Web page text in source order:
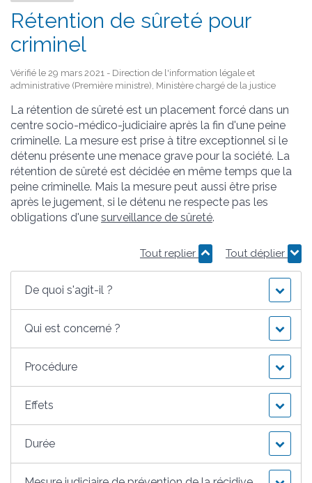
Rétention de sûreté pour
criminel
Vérifié le 29 mars 2021 - Direction de l'information légale et
administrative (Première ministre), Ministère chargé de la justice
La rétention de sûreté est un placement forcé dans un
centre socio-médico-judiciaire après la fin d'une peine
criminelle. La mesure est prise à titre exceptionnel si le
détenu présente une menace grave pour la société. La
rétention de sûreté est décidée en même temps que la
peine criminelle. Mais la mesure peut aussi être prise
après le jugement, si le détenu ne respecte pas les
obligations d'une surveillance de sûreté.
Tout replier Tout déplier
De quoi s'agit-il ?
Qui est concerné ?
Procédure
Effets
Durée